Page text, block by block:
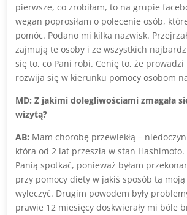
pierwsze, co zrobiłam, to na grupie
wegan poprosiłam o polecenie osób,
pomóc. Podano mi kilka nazwisk.
zajmują te osoby i ze wszystkich
się to, co Pani robi. Cenię to, że
rozwija się w kierunku pomocy osobom
MD: Z jakimi dolegliwościami zmagała
wizytą?
AB: Mam chorobę przewlekłą –
która od 2 lat przeszła w stan Hashimoto.
Panią spotkać, ponieważ byłam
przy pomocy diety w jakiś sposób tą moją
wyleczyć. Drugim powodem były
prawie 12 miesięcy doskwierały mi bóle